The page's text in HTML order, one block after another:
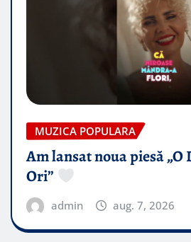
MUZICA POPULARA
Am lansat noua piesă „O
Ori”
admin aug. 7, 2026